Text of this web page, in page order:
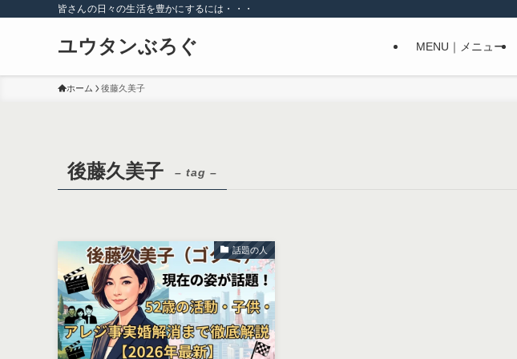
皆さんの日々の生活を豊かにするには・・・
ユウタンぶろぐ MENU｜メニュー
ホーム 後藤久美子
後藤久美子 – tag –
話題の人